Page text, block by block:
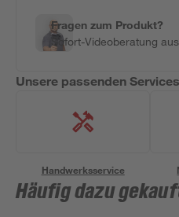
Fragen zum Produkt?
Sofort-Videoberatung
Unsere passenden Services
Handwerksservice
Häufig dazu